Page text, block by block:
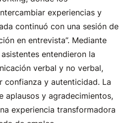
experiencias y
continuó con una sesión de
en entrevista”. Mediante
entendieron la
verbal y no verbal,
confianza y autenticidad. La
aplausos y agradecimientos,
experiencia transformadora